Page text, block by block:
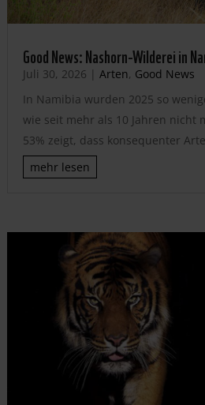
Good News: Nashorn-Wilderei in
Juli 30, 2026 | Arten, Good News
In Namibia wurden 2025 so
wie seit mehr als 10 Jahren nicht
53% zeigt, dass konsequenter
mehr lesen